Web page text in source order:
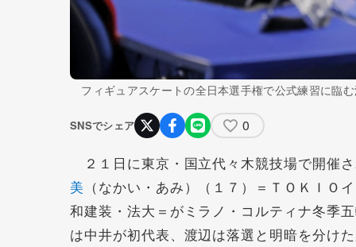
フィギュアスケートの全日本選手権で公式練習に臨
SNSでシェア 0
２１日に東京・国立代々木競技場で開催
美 （なかい・あみ）（１７）＝ＴＯＫＩＯ
和建装・法大＝がミラノ・コルティナ冬季
は中井が初代表、渡辺は落選と明暗を分け